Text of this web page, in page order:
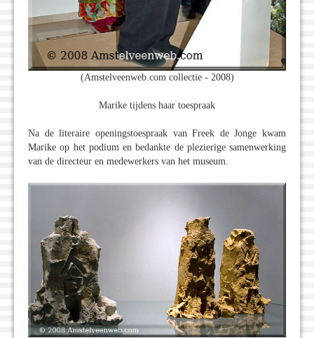
(Amstelveenweb.com collectie - 2008)
Marike tijdens haar toespraak
Na de literaire openingstoespraak van Freek de Jonge kwam
Marike op het podium en bedankte de plezierige samenwerking
van de directeur en medewerkers van het museum.